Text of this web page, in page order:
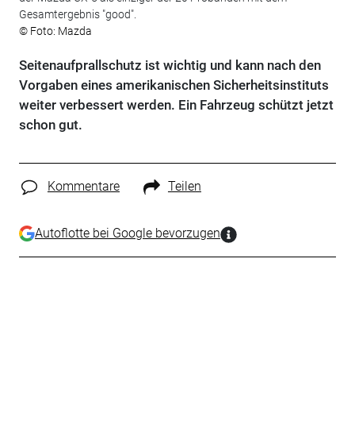
Gesamtergebnis "good".
© Foto: Mazda
Seitenaufprallschutz ist wichtig und kann nach den
Vorgaben eines amerikanischen Sicherheitsinstituts
weiter verbessert werden. Ein Fahrzeug schützt jetzt
schon gut.
Kommentare Teilen
Autoflotte bei Google bevorzugen